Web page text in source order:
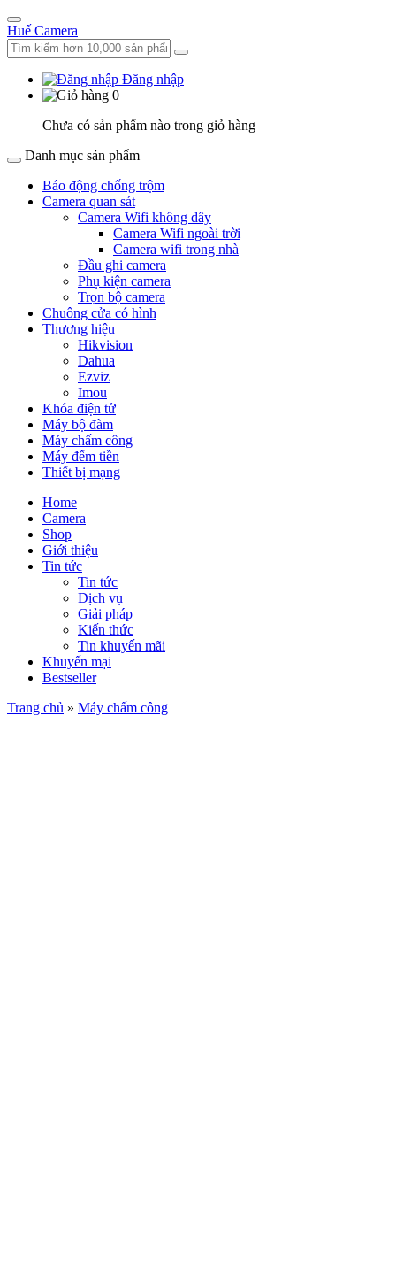
Huế Camera
Đăng nhập
0
Chưa có sản phẩm nào trong giỏ hàng
Danh mục sản phẩm
Báo động chống trộm
Camera quan sát
Camera Wifi không dây
Camera Wifi ngoài trời
Camera wifi trong nhà
Đầu ghi camera
Phụ kiện camera
Trọn bộ camera
Chuông cửa có hình
Thương hiệu
Hikvision
Dahua
Ezviz
Imou
Khóa điện tử
Máy bộ đàm
Máy chấm công
Máy đếm tiền
Thiết bị mạng
Home
Camera
Shop
Giới thiệu
Tin tức
Tin tức
Dịch vụ
Giải pháp
Kiến thức
Tin khuyến mãi
Khuyến mại
Bestseller
Trang chủ » Máy chấm công